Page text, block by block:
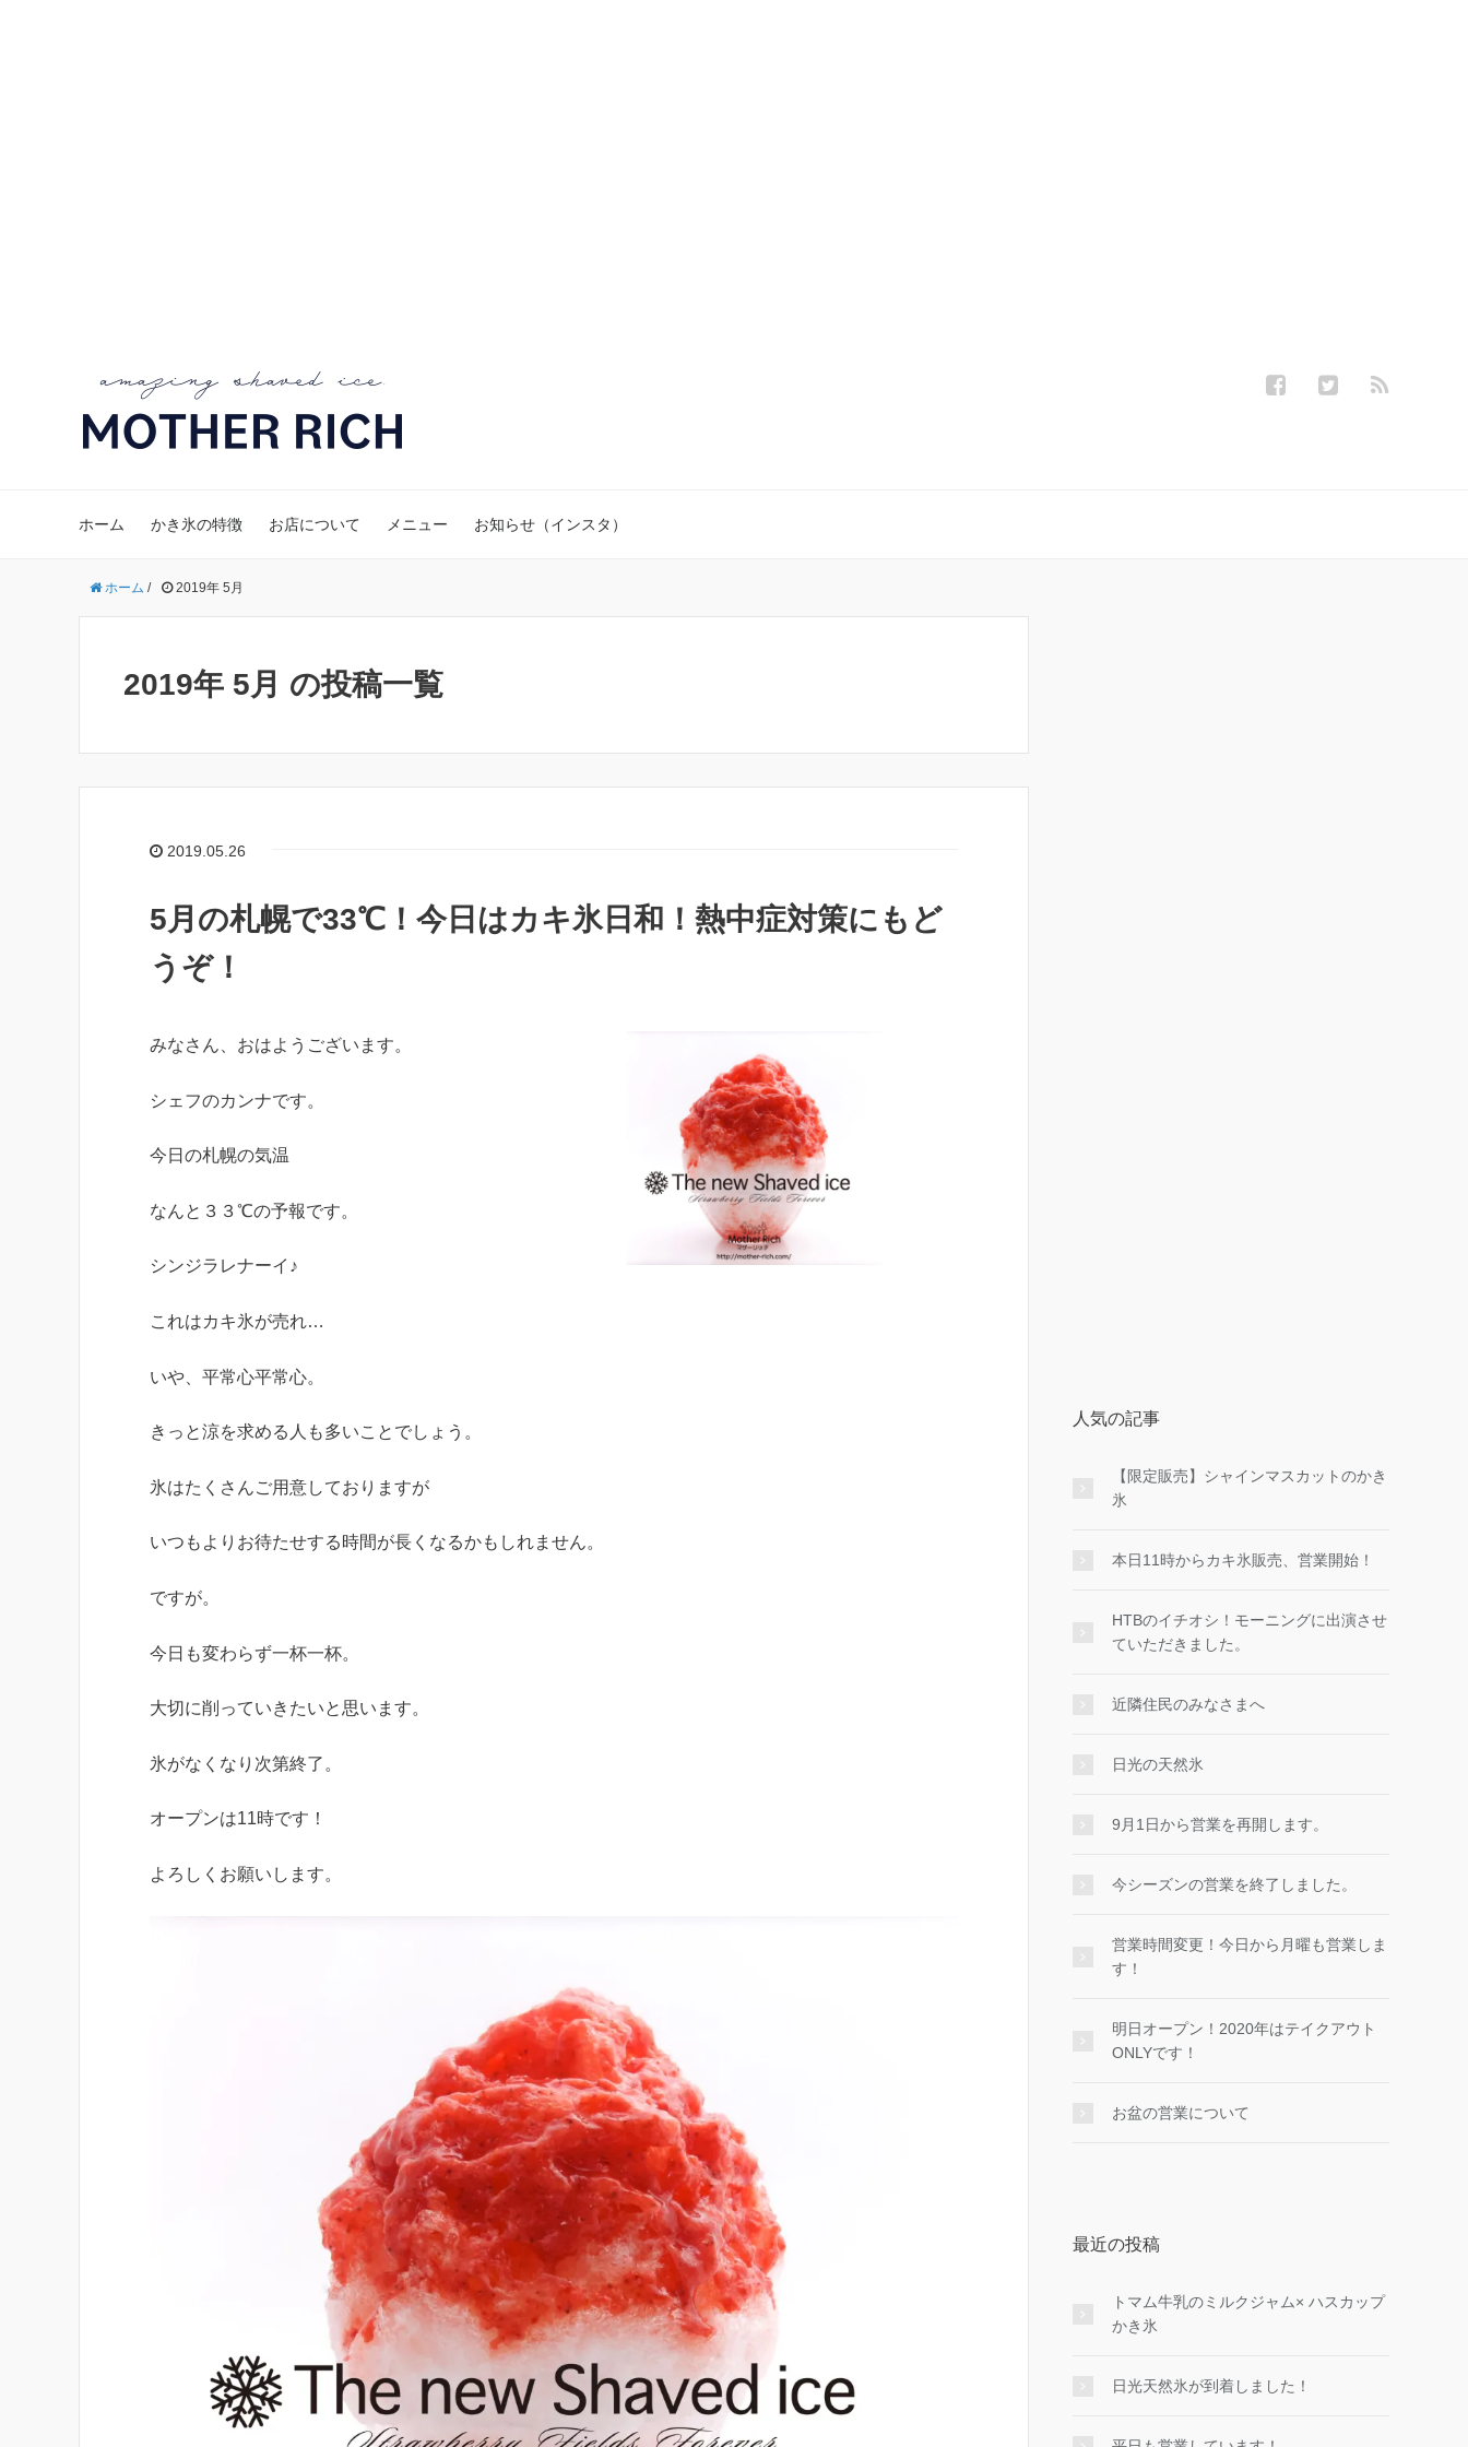
ホーム かき氷の特徴 お店について メニュー お知らせ（インスタ）
ホーム / 2019年 5月
2019年 5月 の投稿一覧
2019.05.26
5月の札幌で33℃！今日はカキ氷日和！熱中症対策にもど
うぞ！
みなさん、おはようございます。
シェフのカンナです。
今日の札幌の気温
なんと３３℃の予報です。
シンジラレナーイ♪
これはカキ氷が売れ…
いや、平常心平常心。
きっと涼を求める人も多いことでしょう。
氷はたくさんご用意しておりますが
いつもよりお待たせする時間が長くなるかもしれません。
ですが。
今日も変わらず一杯一杯。
大切に削っていきたいと思います。
氷がなくなり次第終了。
オープンは11時です！
よろしくお願いします。
人気の記事
【限定販売】シャインマスカットのかき
氷
本日11時からカキ氷販売、営業開始！
HTBのイチオシ！モーニングに出演させ
ていただきました。
近隣住民のみなさまへ
日光の天然氷
9月1日から営業を再開します。
今シーズンの営業を終了しました。
営業時間変更！今日から月曜も営業しま
す！
明日オープン！2020年はテイクアウト
ONLYです！
お盆の営業について
最近の投稿
トマム牛乳のミルクジャム× ハスカップ
かき氷
日光天然氷が到着しました！